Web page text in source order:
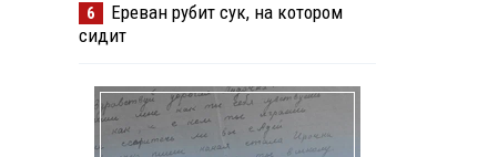
6
Ереван рубит сук, на котором
сидит